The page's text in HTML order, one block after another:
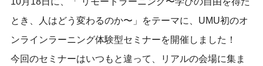
とき、人はどう変わるのか〜」をテーマに、UMU初のオ
ンラインラーニング体験型セミナーを開催しました！
今回のセミナーはいつもと違って、リアルの会場に集ま